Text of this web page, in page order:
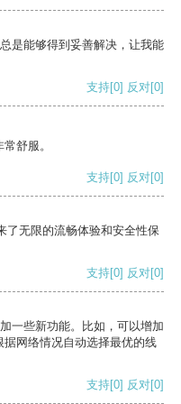
是能够得到妥善解决，让我能
支持[0] 反对[0]
舒服。
支持[0] 反对[0]
了无限的流畅体验和安全性保
支持[0] 反对[0]
一些新功能。比如，可以增加
网络情况自动选择最优的线
支持[0] 反对[0]